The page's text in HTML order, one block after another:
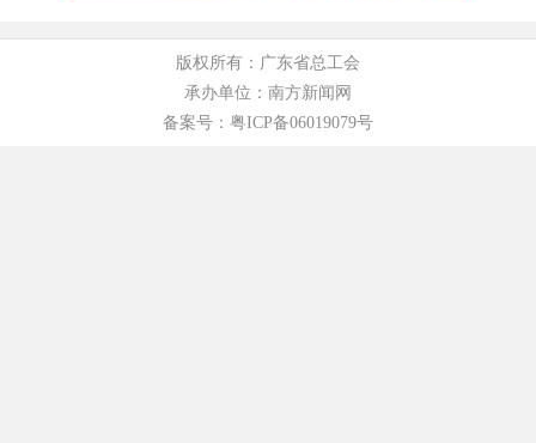
版权所有：广东省总工会
承办单位：南方新闻网
备案号：粤ICP备06019079号